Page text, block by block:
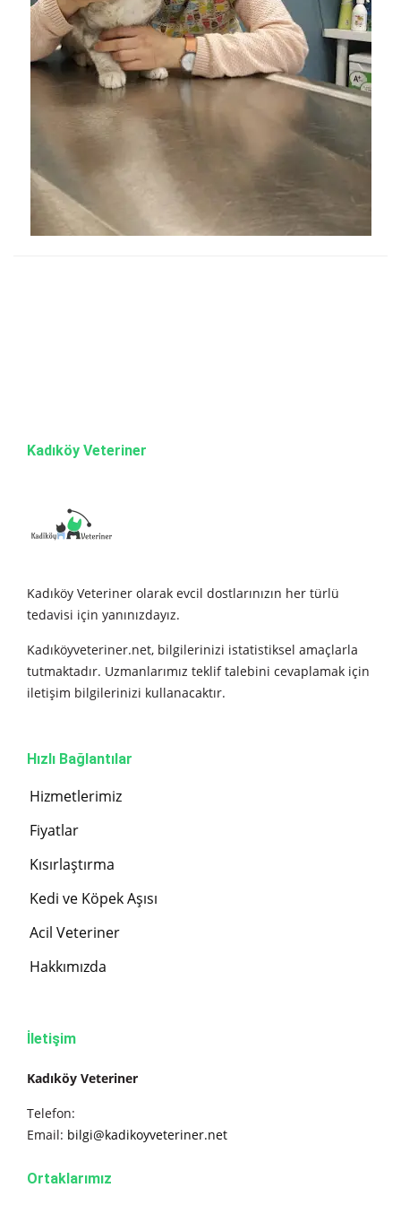
Kadıköy Veteriner
Kadıköy Veteriner olarak evcil dostlarınızın her türlü
tedavisi için yanınızdayız.
Kadıköyveteriner.net, bilgilerinizi istatistiksel amaçlarla
tutmaktadır. Uzmanlarımız teklif talebini cevaplamak için
iletişim bilgilerinizi kullanacaktır.
Hızlı Bağlantılar
Hizmetlerimiz
Fiyatlar
Kısırlaştırma
Kedi ve Köpek Aşısı
Acil Veteriner
Hakkımızda
İletişim
Kadıköy Veteriner
Telefon:
Email: bilgi@kadikoyveteriner.net
Ortaklarımız